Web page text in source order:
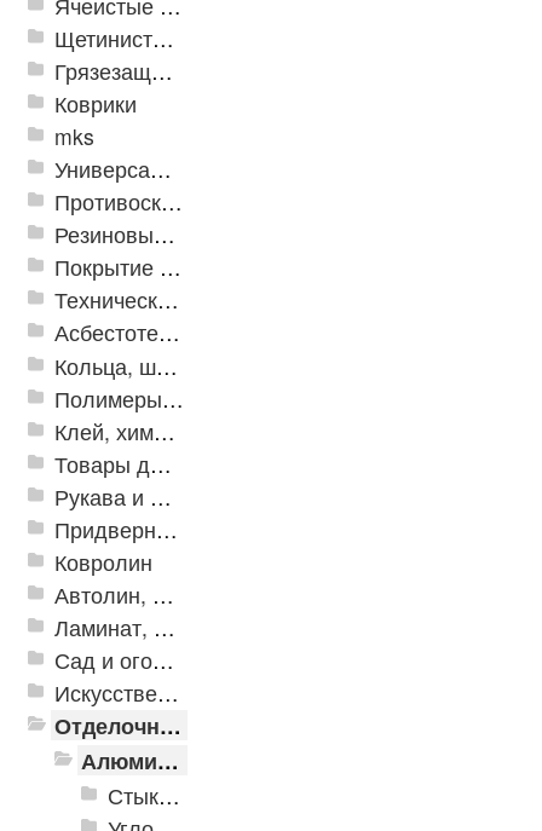
Щетинистые покрытия
Грязезащитные, влаговпитывающие покрытия
Коврики
mks
Универсальные модульные покрытия
Противоскользящая защита для лестниц, профили, ленты
Резиновые и ПВХ дорожки
Покрытие из резиновой крошки
Техническая резина
Асбестотехнические и теплоизоляционные материалы
Кольца, шайбы, манжеты
Полимеры и пластики
Клей, химия, сопутствующие товары
Товары для дома
Рукава и шланги промышленные
Придверные решетки
Ковролин
Автолин, Транслин, Линолеум
Ламинат, Кварцвиниловая плитка SPC
Сад и огород
Искусственная трава
Отделочные профили
Алюминиевые пороги
Стыкоперекрывающие алюминиевые пороги